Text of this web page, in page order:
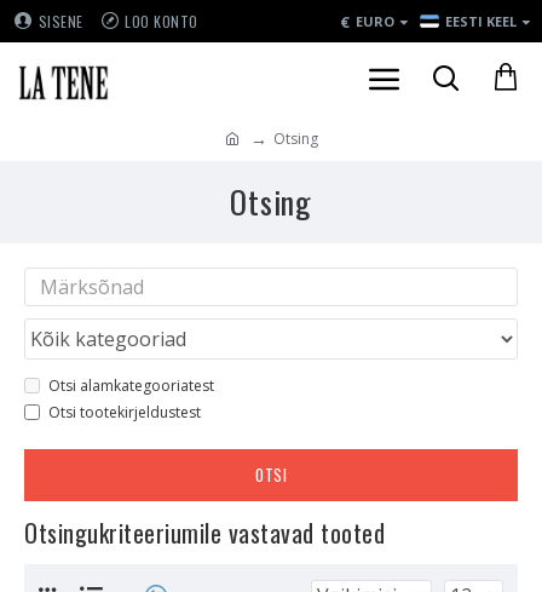
SISENE LOO KONTO € EURO EESTI KEEL
Otsing
Otsing
Otsi alamkategooriatest
Otsi tootekirjeldustest
OTSI
Otsingukriteeriumile vastavad tooted